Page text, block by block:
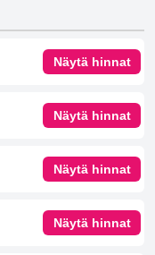
Näytä hinnat
Näytä hinnat
Näytä hinnat
Näytä hinnat